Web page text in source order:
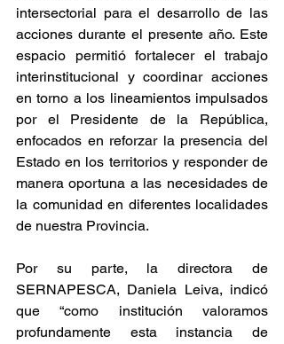
intersectorial para el desarrollo de las
acciones durante el presente año. Este
espacio permitió fortalecer el trabajo
interinstitucional y coordinar acciones
en torno a los lineamientos impulsados
por el Presidente de la República,
enfocados en reforzar la presencia del
Estado en los territorios y responder de
manera oportuna a las necesidades de
la comunidad en diferentes localidades
de nuestra Provincia.
Por su parte, la directora de
SERNAPESCA, Daniela Leiva, indicó
que “como institución valoramos
profundamente esta instancia de